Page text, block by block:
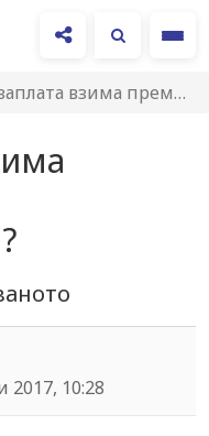
взима премиерът на Великобритания?
2017, 10:28